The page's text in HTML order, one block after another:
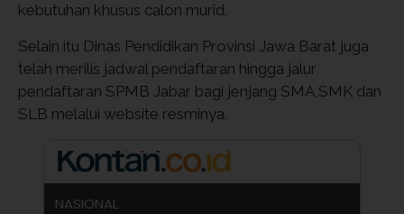
kebutuhan khusus calon murid.
Selain itu Dinas Pendidikan Provinsi Jawa Barat juga
telah merilis jadwal pendaftaran hingga jalur
pendaftaran SPMB Jabar bagi jenjang SMA,SMK dan
SLB melalui website resminya.
NASIONAL